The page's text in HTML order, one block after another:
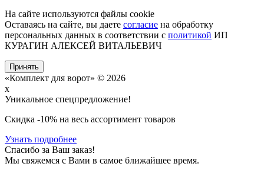
На сайте используются файлы cookie
Оставаясь на сайте, вы даете согласие на обработку
персональных данных в соответствии с политикой ИП
КУРАГИН АЛЕКСЕЙ ВИТАЛЬЕВИЧ
Принять
«Комплект для ворот» © 2026
x
Уникальное спецпредложение!
Cкидка -10% на весь ассортимент товаров
Узнать подробнее
Спасибо за Ваш заказ!
Мы свяжемся с Вами в самое ближайшее время.